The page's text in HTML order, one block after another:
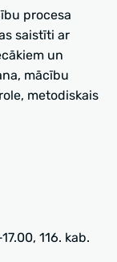
procesa
saistīti ar
un
mācību
metodiskais
116. kab.